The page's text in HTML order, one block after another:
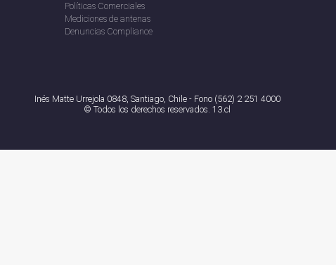
Políticas Comerciales
Mediciones de antenas
Denuncias Compliance
Inés Matte Urrejola 0848, Santiago, Chile - Fono (562) 2 251 4000
© Todos los derechos reservados. 13.cl